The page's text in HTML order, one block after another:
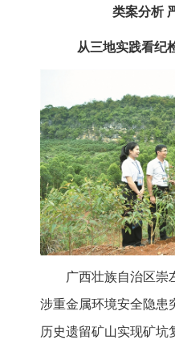
类案分析
从三地实践看纪
广西壮族自治区崇
涉重金属环境安全隐患
历史遗留矿山实现矿坑